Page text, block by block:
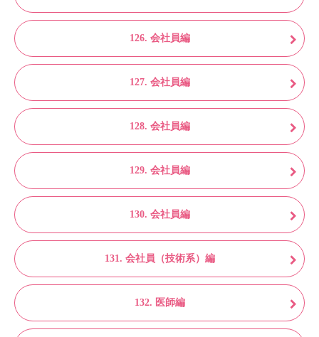
126. 会社員編
127. 会社員編
128. 会社員編
129. 会社員編
130. 会社員編
131. 会社員（技術系）編
132. 医師編